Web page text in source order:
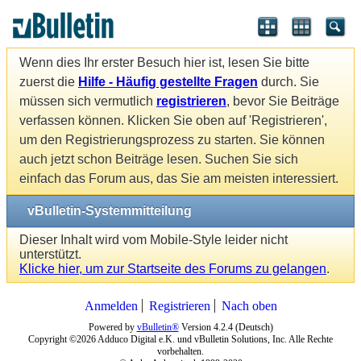
Wenn dies Ihr erster Besuch hier ist, lesen Sie bitte
zuerst die Hilfe - Häufig gestellte Fragen durch. Sie
müssen sich vermutlich registrieren, bevor Sie Beiträge
verfassen können. Klicken Sie oben auf 'Registrieren',
um den Registrierungsprozess zu starten. Sie können
auch jetzt schon Beiträge lesen. Suchen Sie sich
einfach das Forum aus, das Sie am meisten interessiert.
vBulletin-Systemmitteilung
Dieser Inhalt wird vom Mobile-Style leider nicht
unterstützt.
Klicke hier, um zur Startseite des Forums zu gelangen.
Anmelden Registrieren Nach oben
Powered by vBulletin®Version 4.2.4 (Deutsch)
Copyright ©2026 Adduco Digital e.K. und vBulletin Solutions, Inc. Alle Rechte
vorbehalten.